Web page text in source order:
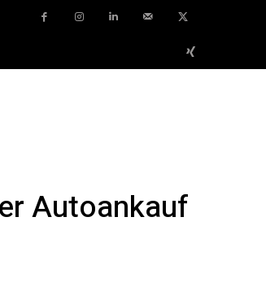
Autoankauf